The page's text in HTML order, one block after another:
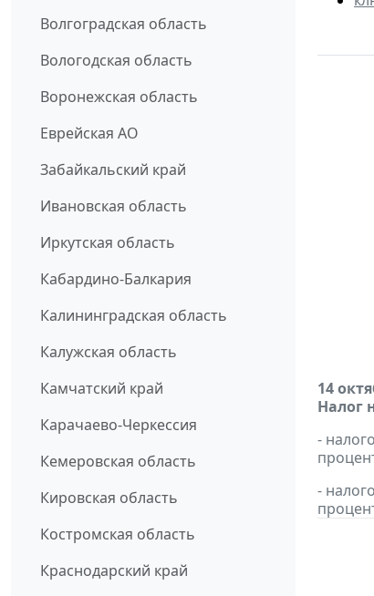
Волгоградская область
Вологодская область
Воронежская область
Еврейская АО
Забайкальский край
Ивановская область
Иркутская область
Кабардино-Балкария
Калининградская область
Калужская область
Камчатский край
Карачаево-Черкессия
Кемеровская область
Кировская область
Костромская область
Краснодарский край
14
Налог
-
-